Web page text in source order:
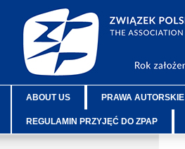
ABOUT US PRAWA AUTORSKIE
REGULAMIN PRZYJĘĆ DO ZPAP